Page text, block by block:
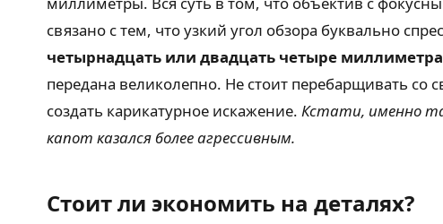
связано с тем, что узкий угол обзора буквально
четырнадцать или двадцать четыре миллиметра
передана великолепно. Не стоит перебарщивать
создать карикатурное искажение. Кстати, именно
капот казался более агрессивным.
Стоит ли экономить на деталях?